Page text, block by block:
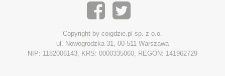
Copyright by coigdzie.pl sp. z o.o.
ul. Nowogrodzka 31, 00-511 Warszawa
NIP: 1182006143, KRS: 0000335060, REGON: 141962729